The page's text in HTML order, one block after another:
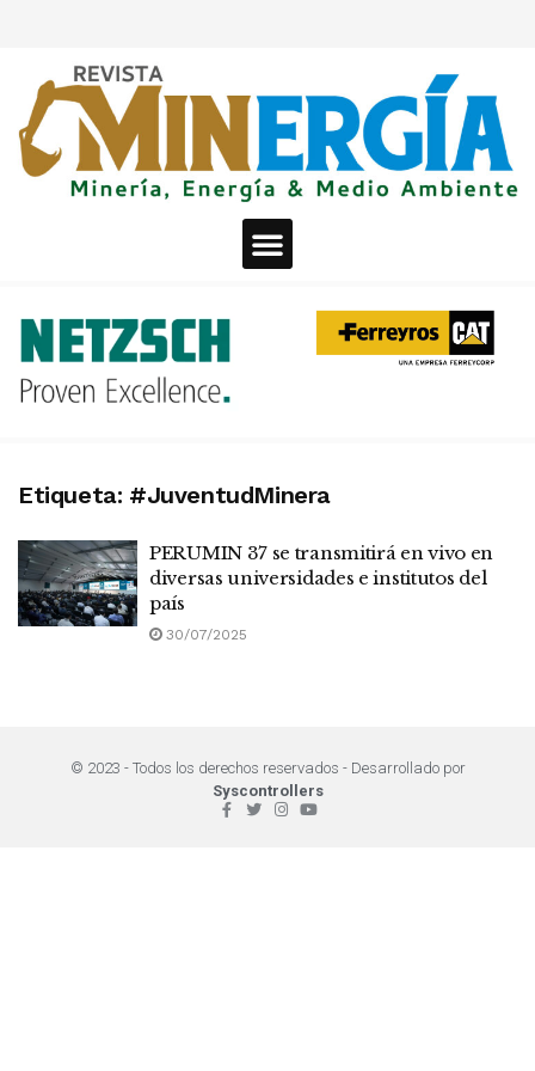
Etiqueta: #JuventudMinera
PERUMIN 37 se transmitirá en vivo en
diversas universidades e institutos del
país
30/07/2025
© 2023 - Todos los derechos reservados - Desarrollado por
Syscontrollers